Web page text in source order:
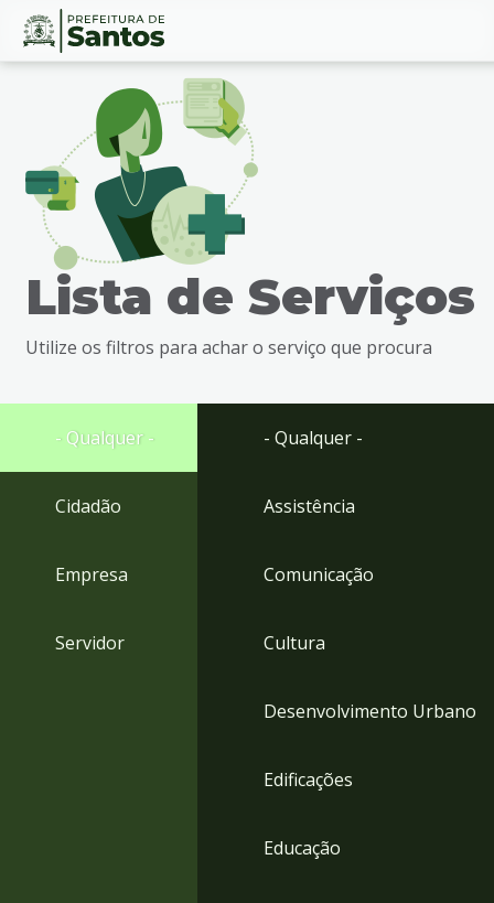
Ir
busca
Ir
rodapé
Conteúdo
Lista de Serviços
Utilize os filtros para achar o serviço que procura
- Qualquer -
Cidadão
Empresa
Servidor
- Qualquer -
Assistência
Comunicação
Cultura
Desenvolvimento Urbano
Edificações
Educação